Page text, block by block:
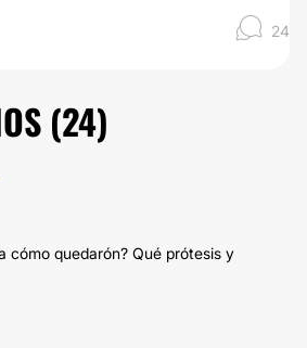
24
(24)
cómo quedarón? Qué prótesis y